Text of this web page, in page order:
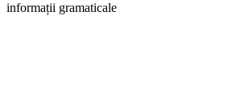
informații gramaticale